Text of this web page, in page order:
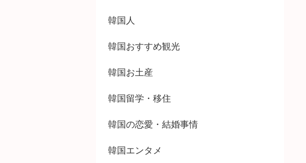
韓国人
韓国おすすめ観光
韓国お土産
韓国留学・移住
韓国の恋愛・結婚事情
韓国エンタメ